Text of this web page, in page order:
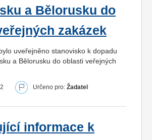
a Bělorusku do
zakázek
uveřejněno stanovisko k dopadu
a Bělorusku do oblasti veřejných
Určeno pro: Žadatel
informace k